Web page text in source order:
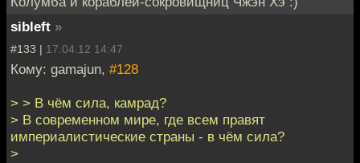
sibleft »
#133 | 17.04.12 14:47
Кому: gamajun, #128
> > В чём сила, камрад?
> В современном мире, где всем правят
империалистические страны - в чём сила?
>